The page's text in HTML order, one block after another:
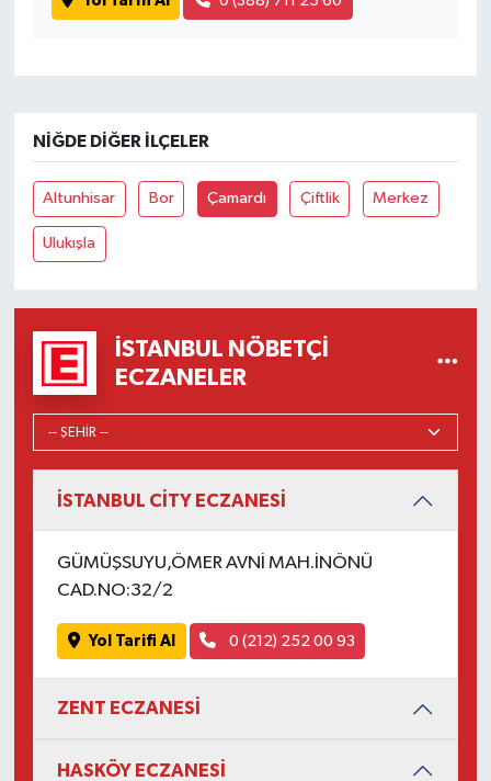
NIĞDE DIĞER İLÇELER
Altunhisar Bor Çamardı Çiftlik Merkez
Ulukışla
İSTANBUL NÖBETÇI
ECZANELER
İSTANBUL CİTY ECZANESİ
GÜMÜŞSUYU,ÖMER AVNİ MAH.İNÖNÜ
CAD.NO:32/2
Yol Tarifi Al 0 (212) 252 00 93
ZENT ECZANESİ
HASKÖY ECZANESİ